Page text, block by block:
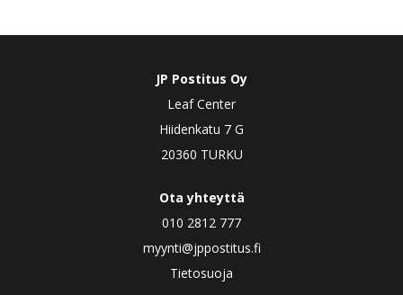
JP Postitus Oy
Leaf Center
Hiidenkatu 7 G
20360 TURKU
Ota yhteyttä
010 2812 777
myynti@jppostitus.fi
Tietosuoja